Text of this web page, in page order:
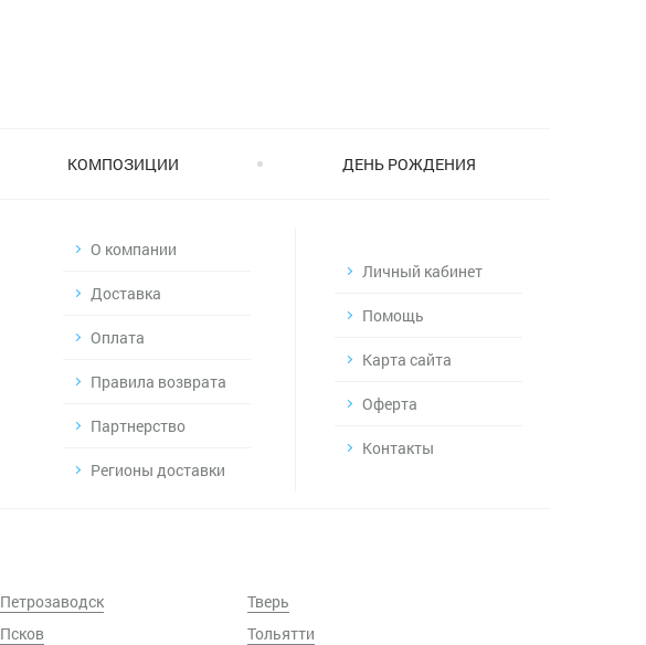
КОМПОЗИЦИИ ДЕНЬ РОЖДЕНИЯ
О компании
Доставка
Оплата
Правила возврата
Партнерство
Регионы доставки
Личный кабинет
Помощь
Карта сайта
Оферта
Контакты
Петрозаводск
Псков
Тверь
Тольятти